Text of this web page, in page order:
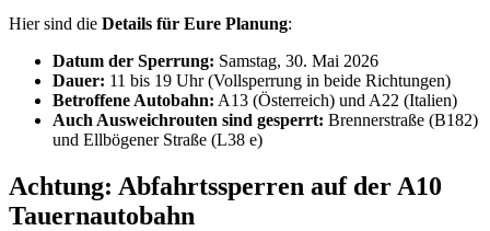
Hier sind die Details für Eure Planung:
Datum der Sperrung: Samstag, 30. Mai 2026
Dauer: 11 bis 19 Uhr (Vollsperrung in beide Richtungen)
Betroffene Autobahn: A13 (Österreich) und A22 (Italien)
Auch Ausweichrouten sind gesperrt: Brennerstraße (B182)
und Ellbögener Straße (L38 e)
Achtung: Abfahrtssperren auf der A10
Tauernautobahn